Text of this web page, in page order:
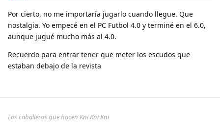
Por cierto, no me importaría jugarlo cuando llegue. Que
nostalgia. Yo empecé en el PC Futbol 4.0 y terminé en el 6.0,
aunque jugué mucho más al 4.0.
Recuerdo para entrar tener que meter los escudos que
estaban debajo de la revista
Los caballeros que hacen Kni Kni Kni